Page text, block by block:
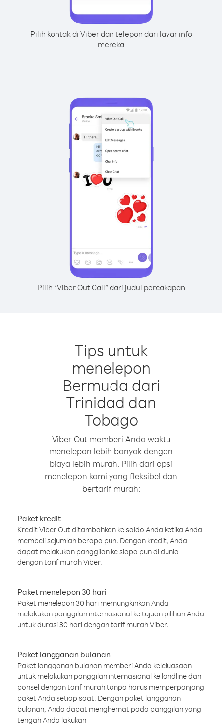
Pilih kontak di Viber dan telepon dari layar info
mereka
Pilih “Viber Out Call” dari judul percakapan
Tips untuk
menelepon
Bermuda dari
Trinidad dan
Tobago
Viber Out memberi Anda waktu
menelepon lebih banyak dengan
biaya lebih murah. Pilih dari opsi
menelepon kami yang fleksibel dan
bertarif murah:
Paket kredit
Kredit Viber Out ditambahkan ke saldo Anda ketika Anda
membeli sejumlah berapa pun. Dengan kredit, Anda
dapat melakukan panggilan ke siapa pun di dunia
dengan tarif murah Viber.
Paket menelepon 30 hari
Paket menelepon 30 hari memungkinkan Anda
melakukan panggilan internasional ke tujuan pilihan Anda
untuk durasi 30 hari dengan tarif murah Viber.
Paket langganan bulanan
Paket langganan bulanan memberi Anda keleluasaan
untuk melakukan panggilan internasional ke landline dan
ponsel dengan tarif murah tanpa harus memperpanjang
paket Anda setiap saat. Dengan paket langganan
bulanan, Anda dapat menghemat pada panggilan yang
tengah Anda lakukan